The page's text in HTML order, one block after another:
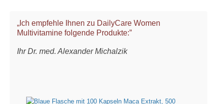
„Ich empfehle Ihnen zu DailyCare Women
Multivitamine folgende Produkte:”
Ihr Dr. med. Alexander Michalzik